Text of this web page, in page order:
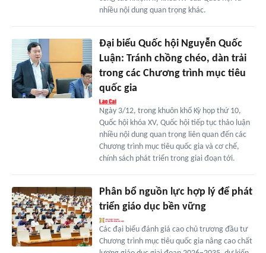
nhiều nội dung quan trọng khác.
Đại biểu Quốc hội Nguyễn Quốc
Luận: Tránh chồng chéo, dàn trải
trong các Chương trình mục tiêu
quốc gia
Ngày 3/12, trong khuôn khổ Kỳ họp thứ 10,
Quốc hội khóa XV, Quốc hội tiếp tục thảo luận
nhiều nội dung quan trọng liên quan đến các
Chương trình mục tiêu quốc gia và cơ chế,
chính sách phát triển trong giai đoạn tới.
Phân bổ nguồn lực hợp lý để phát
triển giáo dục bền vững
Các đại biểu đánh giá cao chủ trương đầu tư
Chương trình mục tiêu quốc gia nâng cao chất